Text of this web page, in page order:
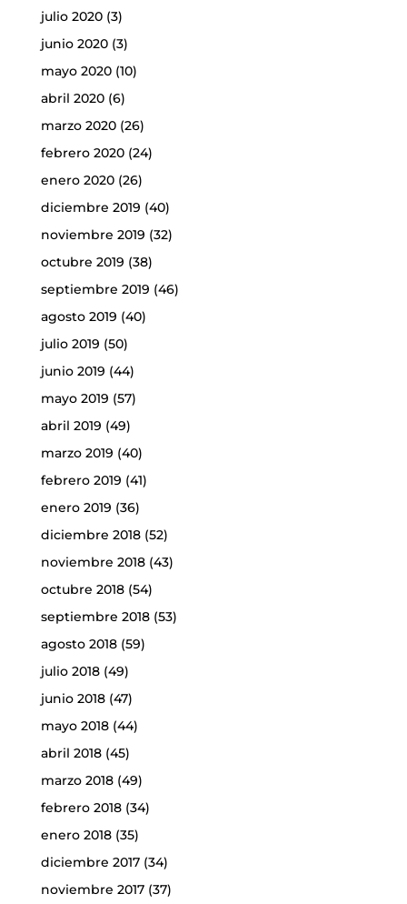
julio 2020(3)
junio 2020(3)
mayo 2020(10)
abril 2020(6)
marzo 2020(26)
febrero 2020(24)
enero 2020(26)
diciembre 2019 (40)
noviembre 2019 (32)
octubre 2019 (38)
septiembre 2019 (46)
agosto 2019 (40)
julio 2019 (50)
junio 2019 (44)
mayo 2019 (57)
abril 2019 (49)
marzo 2019 (40)
febrero 2019 (41)
enero 2019 (36)
diciembre 2018(52)
noviembre 2018(43)
octubre 2018(54)
septiembre 2018(53)
agosto 2018(59)
julio 2018(49)
junio 2018(47)
mayo 2018(44)
abril 2018(45)
marzo 2018(49)
febrero 2018(34)
enero 2018(35)
diciembre 2017(34)
noviembre 2017(37)